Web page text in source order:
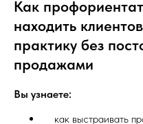
Как
находить
практику без
продажами
Вы узнаете:
как выстраивать
Скачать ПОЛНУЮ